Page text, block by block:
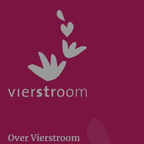
Over Vierstroom